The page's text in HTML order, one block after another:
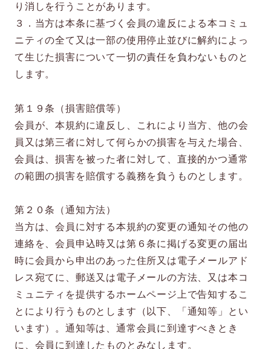
り消しを行うことがあります。
３．当方は本条に基づく会員の違反による本コミュ
ニティの全て又は一部の使用停止並びに解約によっ
て生じた損害について一切の責任を負わないものと
します。
第１９条（損害賠償等）
会員が、本規約に違反し、これにより当方、他の会
員又は第三者に対して何らかの損害を与えた場合、
会員は、損害を被った者に対して、直接的かつ通常
の範囲の損害を賠償する義務を負うものとします。
第２０条（通知方法）
当方は、会員に対する本規約の変更の通知その他の
連絡を、会員申込時又は第６条に掲げる変更の届出
時に会員から申出のあった住所又は電子メールアド
レス宛てに、郵送又は電子メールの方法、又は本コ
ミュニティを提供するホームページ上で告知するこ
とにより行うものとします（以下、「通知等」とい
います）。通知等は、通常会員に到達すべきとき
に、会員に到達したものとみなします。